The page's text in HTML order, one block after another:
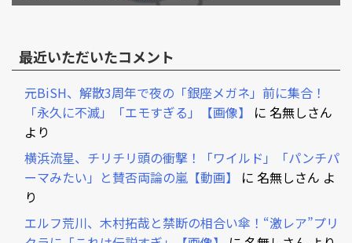
最近いただいたコメント
元BiSH、解散3周年で夜の「銀座メガネ」前に集合！
「永久に不滅」「エモすぎる」【画像】
に 名無しさん
より
横浜流星、チリチリ頭の衝撃！「ワイルド」「パンチパ
ーマみたい」と賛否両論の嵐【動画】
に 名無しさん よ
り
エルフ荒川、木村拓哉と禁断の相合い傘！“激レア”プリ